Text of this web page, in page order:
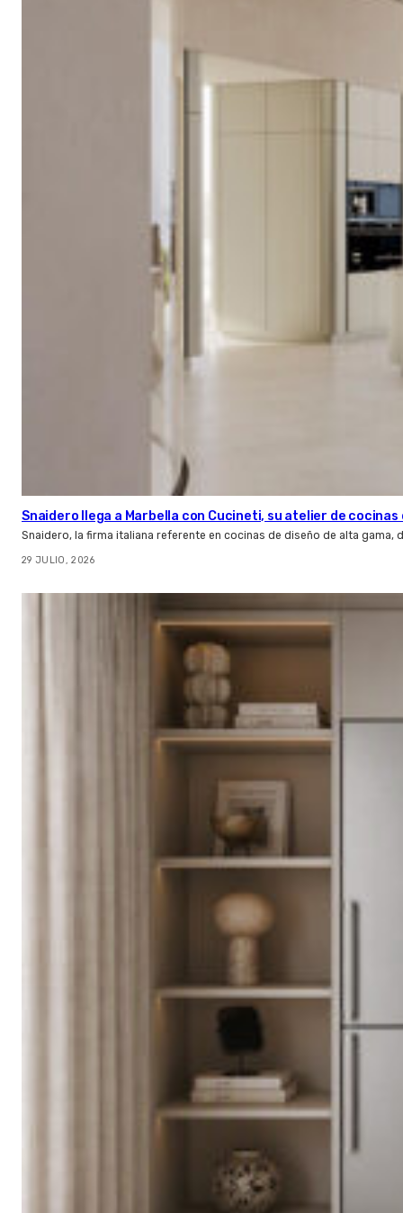
Snaidero llega a Marbella con Cucineti, su atelier de cocinas
Snaidero, la firma italiana referente en cocinas de diseño de alta gama,
29 JULIO, 2026